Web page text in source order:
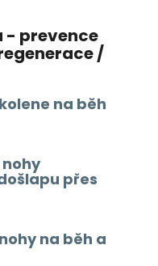
- prevence
/
na běh
přes
na běh a